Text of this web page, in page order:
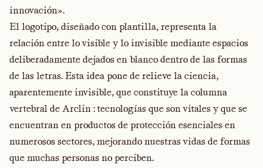
innovación».
El logotipo, diseñado con plantilla, representa la
relación entre lo visible y lo invisible mediante espacios
deliberadamente dejados en blanco dentro de las formas
de las letras. Esta idea pone de relieve la ciencia,
aparentemente invisible, que constituye la columna
vertebral de Arclin : tecnologías que son vitales y que se
encuentran en productos de protección esenciales en
numerosos sectores, mejorando nuestras vidas de formas
que muchas personas no perciben.